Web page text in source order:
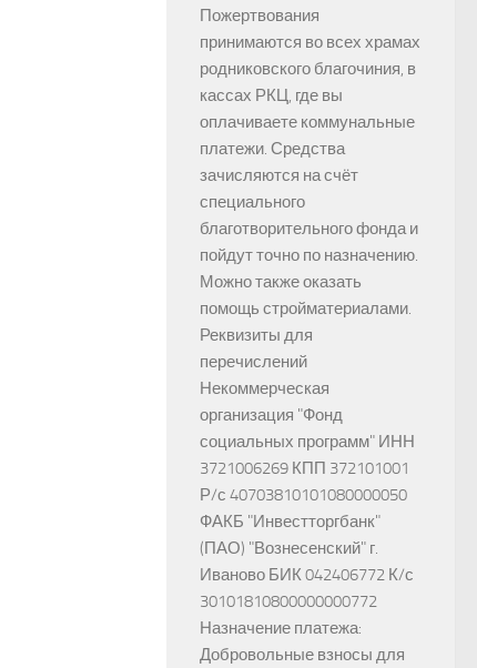
Пожертвования
принимаются во всех храмах
родниковского благочиния, в
кассах РКЦ, где вы
оплачиваете коммунальные
платежи. Средства
зачисляются на счёт
специального
благотворительного фонда и
пойдут точно по назначению.
Можно также оказать
помощь стройматериалами.
Реквизиты для
перечислений
Некоммерческая
организация "Фонд
социальных программ" ИНН
3721006269 КПП 372101001
Р/с 40703810101080000050
ФАКБ "Инвестторгбанк"
(ПАО) "Вознесенский" г.
Иваново БИК 042406772 К/с
30101810800000000772
Назначение платежа:
Добровольные взносы для